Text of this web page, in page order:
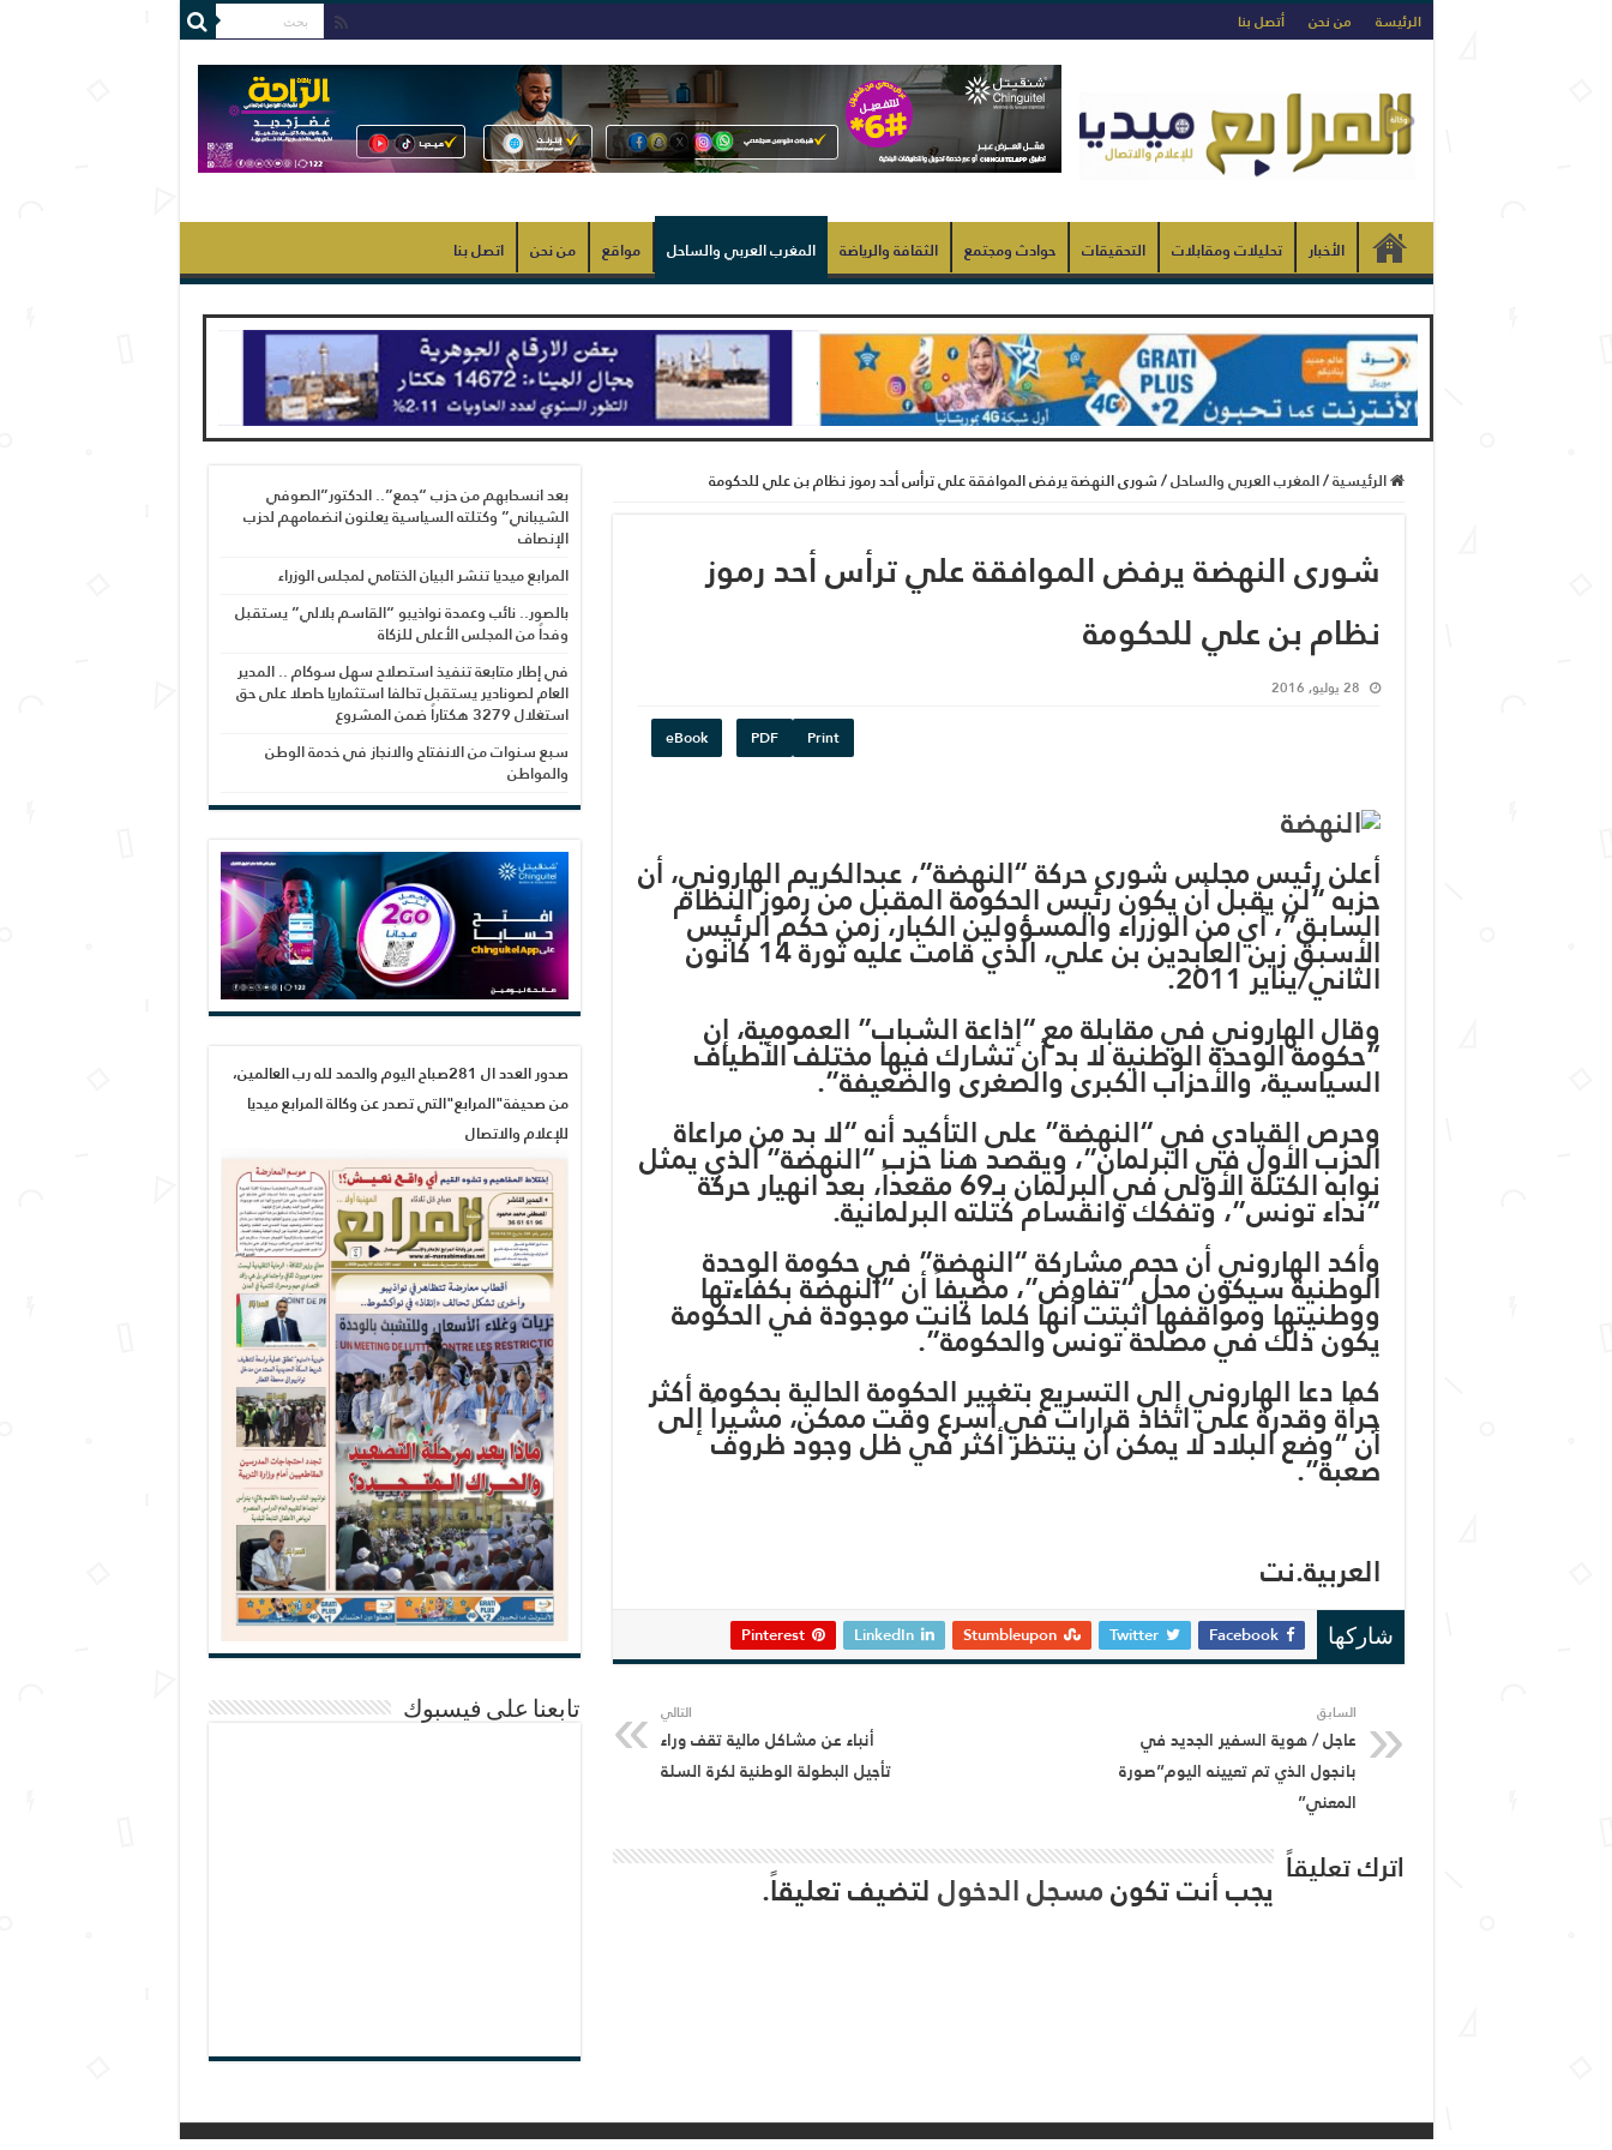
الرئيسة من نحن أتصل بنا
الأخبار تحليلات ومقابلات التحقيقات حوادث ومجتمع الثقافة والرياضة المغرب العربي والساحل مواقع من نحن اتصل بنا
الرئيسية/المغرب العربي والساحل/شورى النهضة يرفض الموافقة علي ترأس أحد رموز نظام بن علي للحكومة
شورى النهضة يرفض الموافقة علي ترأس أحد رموز
نظام بن علي للحكومة
28 يوليو, 2016
Print
PDF
eBook
أعلن رئيس مجلس شورى حركة “النهضة”، عبدالكريم الهاروني، أن
حزبه “لن يقبل أن يكون رئيس الحكومة المقبل من رموز النظام
السابق”، أي من الوزراء والمسؤولين الكبار، زمن حكم الرئيس
الأسبق زين العابدين بن علي، الذي قامت عليه ثورة 14 كانون
الثاني/يناير 2011.
وقال الهاروني في مقابلة مع “إذاعة الشباب” العمومية، إن
“حكومة الوحدة الوطنية لا بد أن تشارك فيها مختلف الأطياف
السياسية، والأحزاب الكبرى والصغرى والضعيفة”.
وحرص القيادي في “النهضة” على التأكيد أنه “لا بد من مراعاة
الحزب الأول في البرلمان”، ويقصد هنا حزب “النهضة” الذي يمثل
نوابه الكتلة الأولى في البرلمان بـ69 مقعداً، بعد انهيار حركة“نداء تونس”، وتفكك وانقسام كتلته البرلمانية.
وأكد الهاروني أن حجم مشاركة “النهضة” في حكومة الوحدة
الوطنية سيكون محل “تفاوض”، مضيفاً أن “النهضة بكفاءتها
ووطنيتها ومواقفها أثبتت أنها كلما كانت موجودة في الحكومة
يكون ذلك في مصلحة تونس والحكومة”.
كما دعا الهاروني إلى التسريع بتغيير الحكومة الحالية بحكومة أكثر
جرأة وقدرة على اتخاذ قرارات في أسرع وقت ممكن، مشيراً إلى
أن “وضع البلاد لا يمكن أن ينتظر أكثر في ظل وجود ظروف
صعبة”.
العربية.نت
شاركها Facebook
Twitter
Stumbleupon
LinkedIn
Pinterest
السابق
عاجل / هوية السفير الجديد في
بانجول الذي تم تعيينه اليوم”صورة
المعني”
التالي
أنباء عن مشاكل مالية تقف وراء
تأجيل البطولة الوطنية لكرة السلة
اترك تعليقاً يجب أنت تكونمسجل الدخوللتضيف تعليقاً.
بعد انسحابهم من حزب “جمع”.. الدكتور”الصوفي
الشيباني” وكتلته السياسية يعلنون انضمامهم لحزب
الإنصاف
المرابع ميديا تنشر البيان الختامي لمجلس الوزراء
بالصور.. نائب وعمدة نواذيبو “القاسم بلالي” يستقبل
وفداً من المجلس الأعلى للزكاة
في إطار متابعة تنفيذ استصلاح سهل سوكام .. المدير
العام لصونادير يستقبل تحالفا استثماريا حاصلا على حق
استغلال 3279 هكتاراً ضمن المشروع
سبع سنوات من الانفتاح والانجاز في خدمة الوطن
والمواطن
صدور العدد ال 281صباح اليوم والحمد لله رب العالمين،
من صحيفة"المرابع"التي تصدر عن وكالة المرابع ميديا
للإعلام والاتصال
تابعنا على فيسبوك